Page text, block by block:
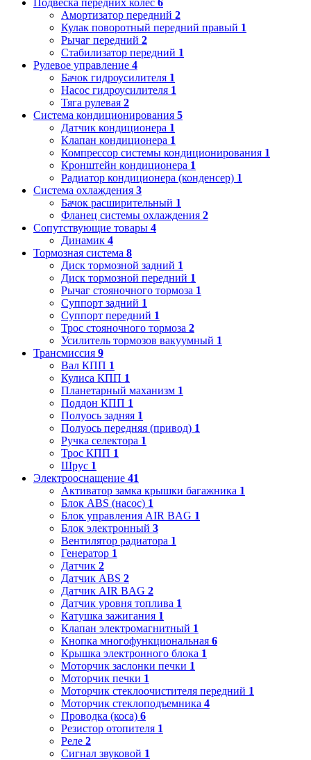
Амортизатор передний 2
Кулак поворотный передний правый 1
Рычаг передний 2
Стабилизатор передний 1
Рулевое управление 4
Бачок гидроусилителя 1
Насос гидроусилителя 1
Тяга рулевая 2
Система кондиционирования 5
Датчик кондиционера 1
Клапан кондиционера 1
Компрессор системы кондиционирования 1
Кронштейн кондиционера 1
Радиатор кондиционера (конденсер) 1
Система охлаждения 3
Бачок расширительный 1
Фланец системы охлаждения 2
Сопутствующие товары 4
Динамик 4
Тормозная система 8
Диск тормозной задний 1
Диск тормозной передний 1
Рычаг стояночного тормоза 1
Суппорт задний 1
Суппорт передний 1
Трос стояночного тормоза 2
Усилитель тормозов вакуумный 1
Трансмиссия 9
Вал КПП 1
Кулиса КПП 1
Планетарный маханизм 1
Поддон КПП 1
Полуось задняя 1
Полуось передняя (привод) 1
Ручка селектора 1
Трос КПП 1
Шрус 1
Электрооснащение 41
Активатор замка крышки багажника 1
Блок ABS (насос) 1
Блок управления AIR BAG 1
Блок электронный 3
Вентилятор радиатора 1
Генератор 1
Датчик 2
Датчик ABS 2
Датчик AIR BAG 2
Датчик уровня топлива 1
Катушка зажигания 1
Клапан электромагнитный 1
Кнопка многофункциональная 6
Крышка электронного блока 1
Моторчик заслонки печки 1
Моторчик печки 1
Моторчик стеклоочистителя передний 1
Моторчик стеклоподъемника 4
Проводка (коса) 6
Резистор отопителя 1
Реле 2
Сигнал звуковой 1